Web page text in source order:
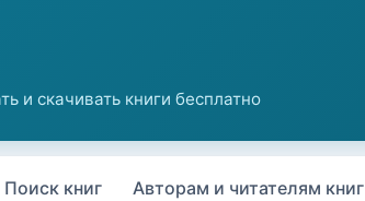
Поиск книг Авторам и читателям книг